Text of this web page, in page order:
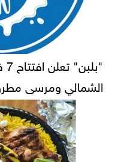
الشمالي ومرسى